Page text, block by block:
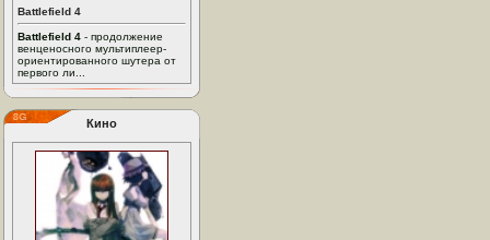
Battlefield 4
Battlefield 4 - продолжение
венценосного мультиплеер-
ориентированного шутера от
первого ли...
Кино